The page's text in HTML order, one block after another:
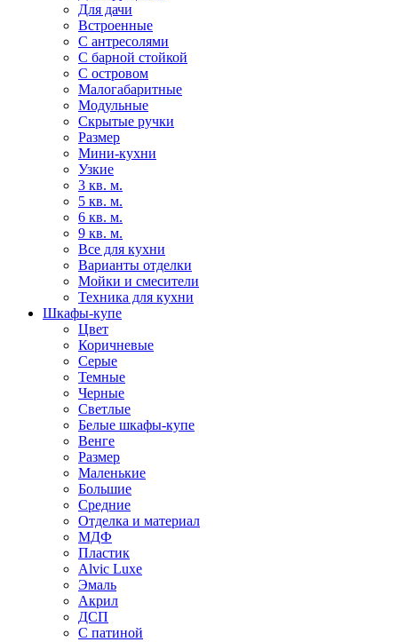
Для дачи
Встроенные
С антресолями
С барной стойкой
С островом
Малогабаритные
Модульные
Скрытые ручки
Размер
Мини-кухни
Узкие
3 кв. м.
5 кв. м.
6 кв. м.
9 кв. м.
Все для кухни
Варианты отделки
Мойки и смесители
Техника для кухни
Шкафы-купе
Цвет
Коричневые
Серые
Темные
Черные
Светлые
Белые шкафы-купе
Венге
Размер
Маленькие
Большие
Средние
Отделка и материал
МДФ
Пластик
Alvic Luxe
Эмаль
Акрил
ДСП
С патиной